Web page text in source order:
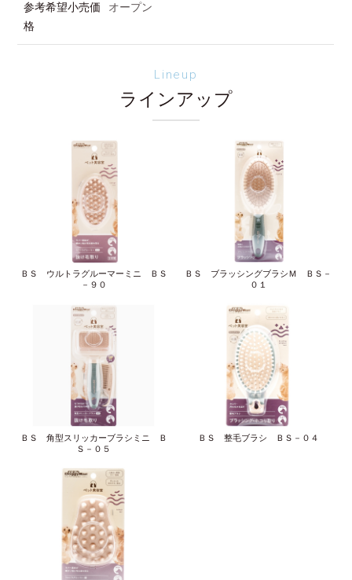
参考希望小売価
格
オープン
Lineup
ラインアップ
ＢＳ ウルトラグルーマーミニ ＢＳ
－９０
ＢＳ ブラッシングブラシＭ ＢＳ－
０１
ＢＳ 角型スリッカーブラシミニ Ｂ
Ｓ－０５
ＢＳ 整毛ブラシ ＢＳ－０４